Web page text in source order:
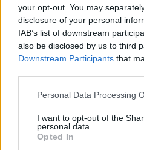
your opt-out. You may
disclosure of your personal
IAB’s list of downstream
also be disclosed by us to third
Downstream Participants that
Please note that this website/
not limited to your visit or usage
grant or deny consent to
use your data for below
Personal Data Processing
I want to opt-out of the
personal data.
Opted In